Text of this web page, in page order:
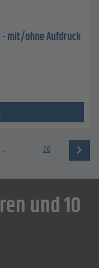
mit/ohne Aufdruck
26
und 10